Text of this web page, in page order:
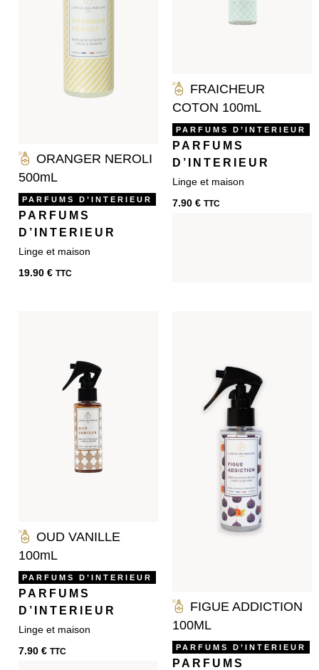
ORANGER NEROLI
500mL
PARFUMS D’INTERIEUR
PARFUMS
D’INTERIEUR
19.90 € TTC
FRAICHEUR
COTON 100mL
PARFUMS D’INTERIEUR
PARFUMS
D’INTERIEUR
7.90 € TTC
OUD VANILLE
100mL
PARFUMS D’INTERIEUR
PARFUMS
D’INTERIEUR
7.90 € TTC
FIGUE ADDICTION
100ML
PARFUMS D’INTERIEUR
PARFUMS